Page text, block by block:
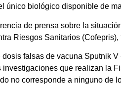
único biológico disponible de
de prensa sobre la
Riesgos Sanitarios
falsas de vacuna Sputnik
investigaciones que realizan la
no corresponde a ninguno de